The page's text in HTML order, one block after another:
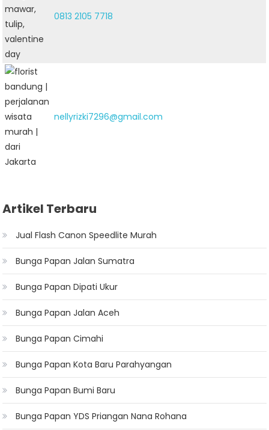
0813 2105 7718
nellyrizki7296@gmail.com
Artikel Terbaru
Jual Flash Canon Speedlite Murah
Bunga Papan Jalan Sumatra
Bunga Papan Dipati Ukur
Bunga Papan Jalan Aceh
Bunga Papan Cimahi
Bunga Papan Kota Baru Parahyangan
Bunga Papan Bumi Baru
Bunga Papan YDS Priangan Nana Rohana